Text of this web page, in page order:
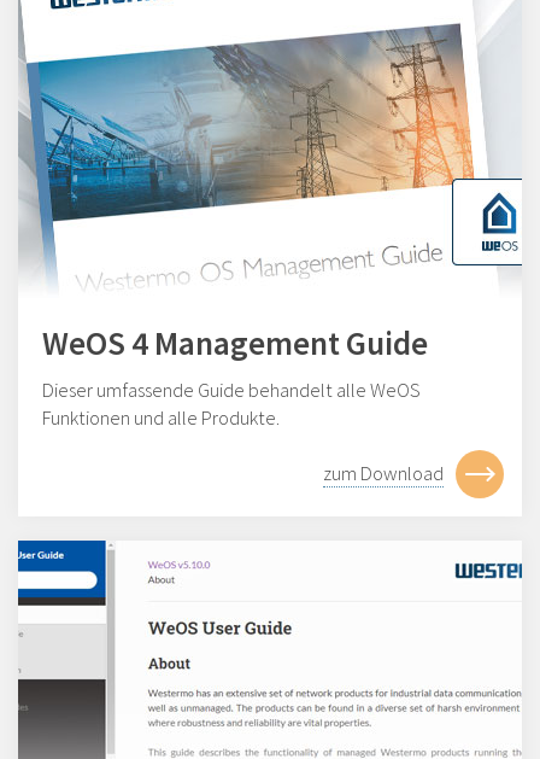
WeOS 4 Management Guide
Dieser umfassende Guide behandelt alle WeOS
Funktionen und alle Produkte.
zum Download